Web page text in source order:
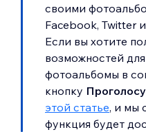
своими
Facebook, Twitter
Если вы хотите
возможностей
фотоальбомы в
кнопку
этой статье, и мы
функция будет